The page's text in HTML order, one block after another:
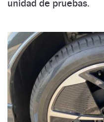
unidad de pruebas.